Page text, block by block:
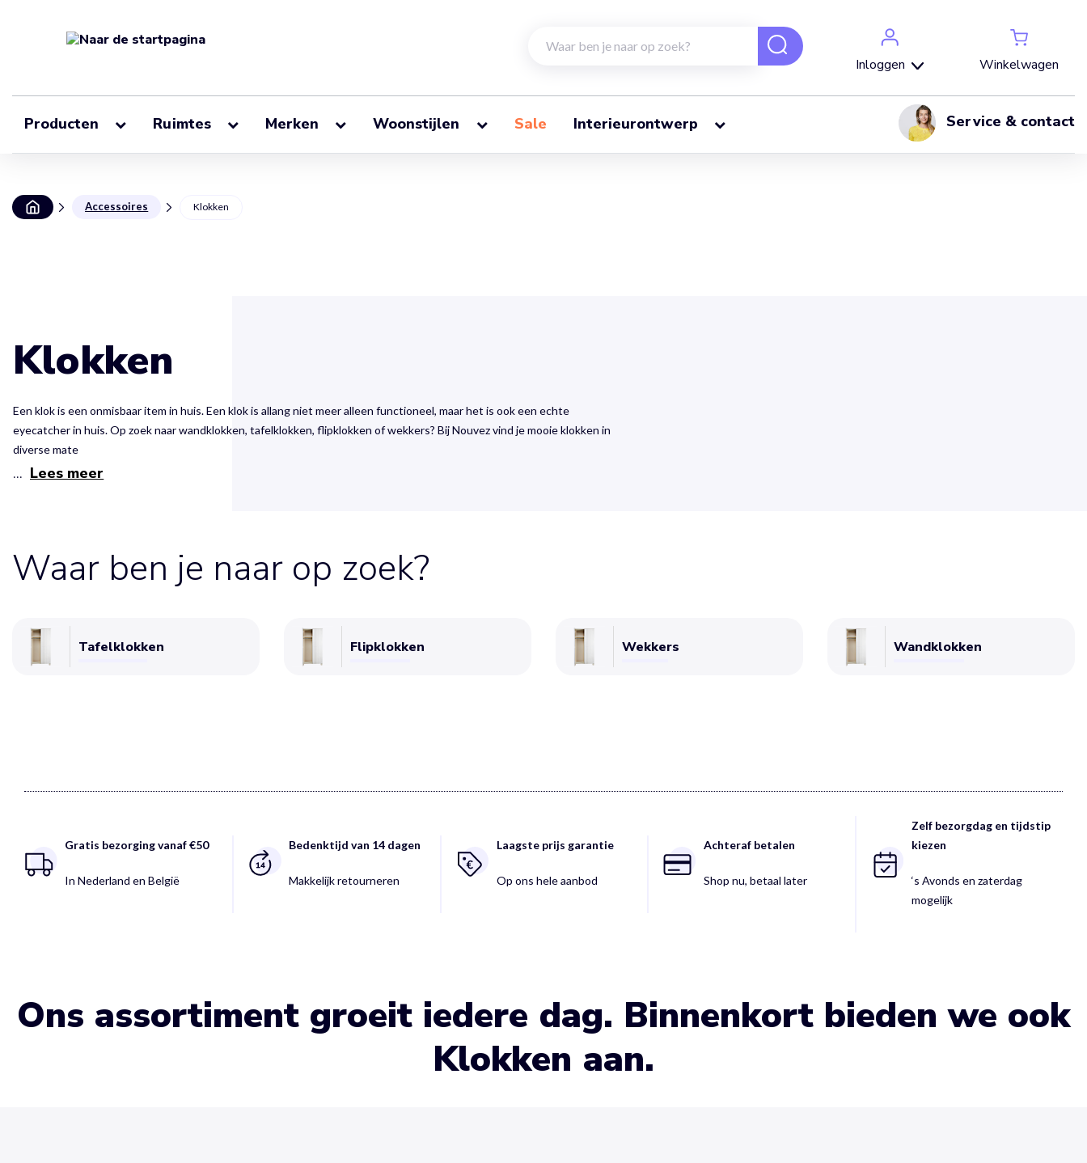
Inloggen Winkelwagen
Producten Ruimtes Merken Woonstijlen Sale Interieurontwerp Service & contact
Accessoires Klokken
Klokken
Een klok is een onmisbaar item in huis. Een klok is allang niet meer alleen functioneel, maar het is ook een echte
eyecatcher in huis. Op zoek naar wandklokken, tafelklokken, flipklokken of wekkers? Bij Nouvez vind je mooie klokken in
diverse mate
... Lees meer
Waar ben je naar op zoek?
Tafelklokken Flipklokken Wekkers Wandklokken
Gratis bezorging vanaf €50
In Nederland en België
Bedenktijd van 14 dagen
Makkelijk retourneren
Laagste prijs garantie
Op ons hele aanbod
Achteraf betalen
Shop nu, betaal later
Zelf bezorgdag en tijdstip
kiezen
‘s Avonds en zaterdag
mogelijk
Ons assortiment groeit iedere dag. Binnenkort bieden we ook
Klokken aan.